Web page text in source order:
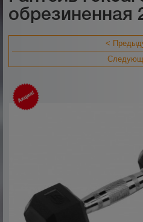
обрезиненная
<